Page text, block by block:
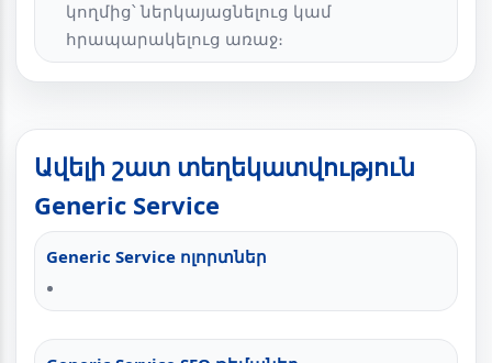
կողմից՝ ներկայացնելուց կամ
հրապարակելուց առաջ։
Ավելի շատ տեղեկատվություն
Generic Service
Generic Service ոլորտներ